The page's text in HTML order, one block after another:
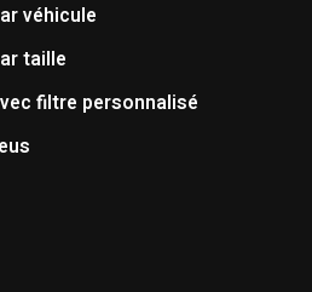
véhicule
taille
filtre personnalisé